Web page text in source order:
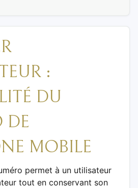
:
DU
DE
MOBILE
permet à un utilisateur
tout en conservant son